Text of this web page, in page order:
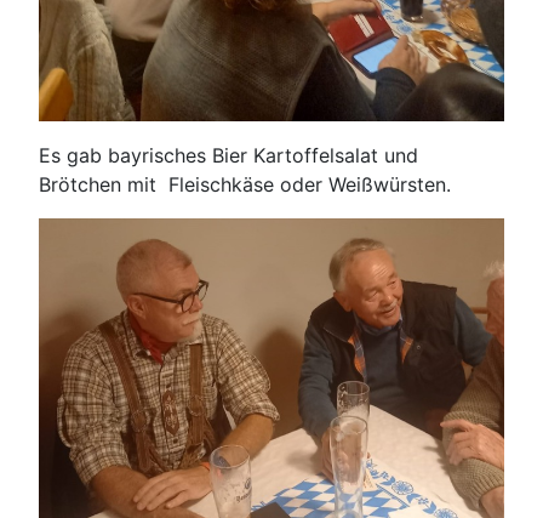
Es gab bayrisches Bier Kartoffelsalat und
Brötchen mit Fleischkäse oder Weißwürsten.